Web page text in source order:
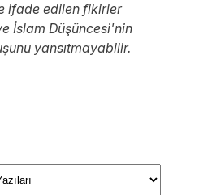
ifade edilen fikirler
İslam Düşüncesi'nin
yansıtmayabilir.